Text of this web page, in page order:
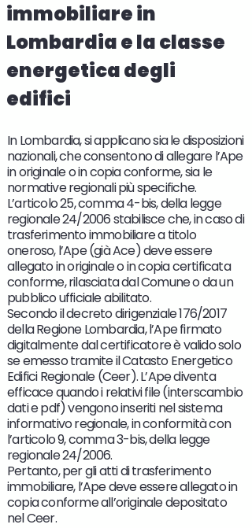
immobiliare in
Lombardia e la classe
energetica degli
edifici
In Lombardia, si applicano sia le disposizioni
nazionali, che consentono di allegare l’Ape
in originale o in copia conforme, sia le
normative regionali più specifiche.
L’articolo 25, comma 4-bis, della legge
regionale 24/2006 stabilisce che, in caso di
trasferimento immobiliare a titolo
oneroso, l’Ape (già Ace) deve essere
allegato in originale o in copia certificata
conforme, rilasciata dal Comune o da un
pubblico ufficiale abilitato.
Secondo il decreto dirigenziale 176/2017
della Regione Lombardia, l’Ape firmato
digitalmente dal certificatore è valido solo
se emesso tramite il Catasto Energetico
Edifici Regionale (Ceer). L’Ape diventa
efficace quando i relativi file (interscambio
dati e pdf) vengono inseriti nel sistema
informativo regionale, in conformità con
l’articolo 9, comma 3-bis, della legge
regionale 24/2006.
Pertanto, per gli atti di trasferimento
immobiliare, l’Ape deve essere allegato in
copia conforme all’originale depositato
nel Ceer.